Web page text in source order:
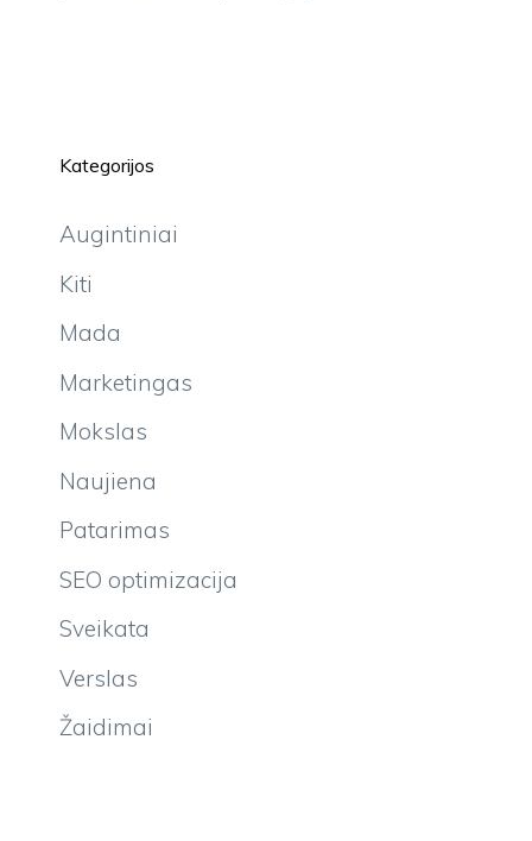
Kategorijos
Augintiniai
Kiti
Mada
Marketingas
Mokslas
Naujiena
Patarimas
SEO optimizacija
Sveikata
Verslas
Žaidimai